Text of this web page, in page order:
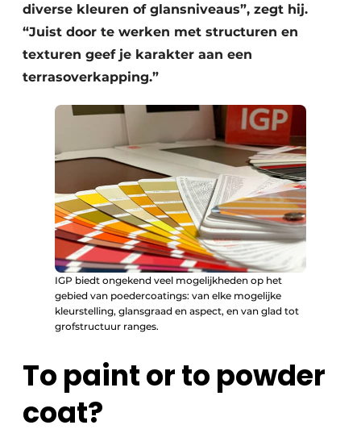
diverse kleuren of glansniveaus”, zegt hij.
“Juist door te werken met structuren en
texturen geef je karakter aan een
terrasoverkapping.”
IGP biedt ongekend veel mogelijkheden op het
gebied van poedercoatings: van elke mogelijke
kleurstelling, glansgraad en aspect, en van glad tot
grofstructuur ranges.
To paint or to powder
coat?